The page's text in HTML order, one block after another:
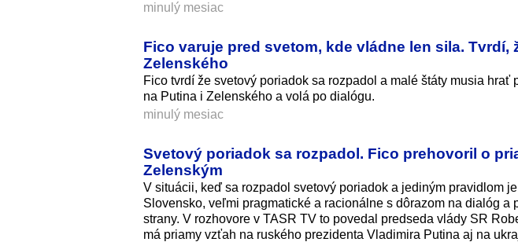
minulý mesiac
Fico varuje pred svetom, kde vládne len sila. Tvrdí,
Zelenského
Fico tvrdí že svetový poriadok sa rozpadol a malé štáty musia hrať
na Putina i Zelenského a volá po dialógu.
minulý mesiac
Svetový poriadok sa rozpadol. Fico prehovoril o
Zelenským
V situácii, keď sa rozpadol svetový poriadok a jediným pravidlom
Slovensko, veľmi pragmatické a racionálne s dôrazom na dialóg a
strany. V rozhovore v TASR TV to povedal predseda vlády SR
má priamy vzťah na ruského prezidenta Vladimira Putina aj na